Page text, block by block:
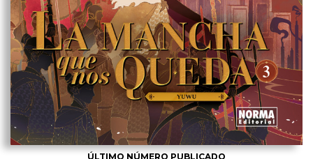
ÚLTIMO NÚMERO PUBLICADO